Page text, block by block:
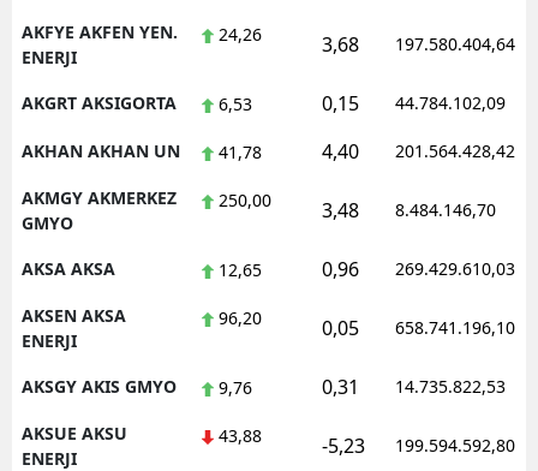
Nevşehir
Niğde
Ordu
Sinop
AKFYE AKFEN YEN.
ENERJI
24,26 3,68 197.580.404,64
AKGRT AKSIGORTA 6,53 0,15 44.784.102,09
AKHAN AKHAN UN 41,78 4,40 201.564.428,42
AKMGY AKMERKEZ
GMYO
250,00 3,48 8.484.146,70
AKSA AKSA 12,65 0,96 269.429.610,03
AKSEN AKSA
ENERJI
96,20 0,05 658.741.196,10
AKSGY AKIS GMYO 9,76 0,31 14.735.822,53
AKSUE AKSU
ENERJI
43,88 -5,23 199.594.592,80